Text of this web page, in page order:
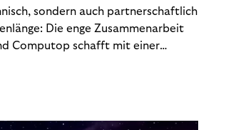
sondern auch partnerschaftlich
Die enge Zusammenarbeit
Computop schafft mit einer
echte Mehrwerte für Händler.